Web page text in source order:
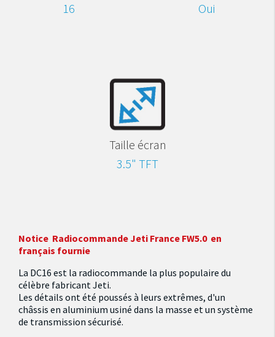
16
Oui
Taille écran
3.5" TFT
Notice Radiocommande Jeti France FW5.0 en
français fournie
La DC16 est la radiocommande la plus populaire du
célèbre fabricant Jeti.
Les détails ont été poussés à leurs extrêmes, d'un
châssis en aluminium usiné dans la masse et un système
de transmission sécurisé.